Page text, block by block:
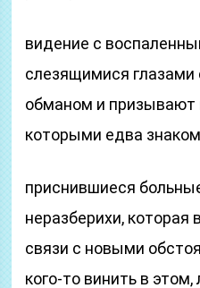
видение с
слезящимися
обманом и призывают
которыми едва
приснившиеся
неразберихи, которая
связи с новыми
кого-то винить в